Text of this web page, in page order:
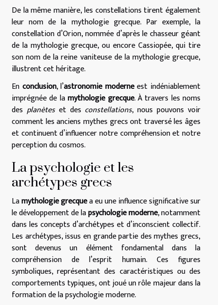
De la même manière, les constellations tirent également
leur nom de la mythologie grecque. Par exemple, la
constellation d’Orion, nommée d’après le chasseur géant
de la mythologie grecque, ou encore Cassiopée, qui tire
son nom de la reine vaniteuse de la mythologie grecque,
illustrent cet héritage.
En conclusion, l’astronomie moderneest indéniablement
imprégnée de lamythologie grecque. À travers les noms
des planèteset des constellations, nous pouvons voir
comment les anciens mythes grecs ont traversé les âges
et continuent d’influencer notre compréhension et notre
perception du cosmos.
La psychologie et les
archétypes grecs
Lamythologie grecquea eu une influence significative sur
le développement de lapsychologie moderne, notamment
dans les concepts d’archétypes et d’inconscient collectif.
Les archétypes, issus en grande partie des mythes grecs,
sont devenus un élément fondamental dans la
compréhension de l’esprit humain. Ces figures
symboliques, représentant des caractéristiques ou des
comportements typiques, ont joué un rôle majeur dans la
formation de la psychologie moderne.